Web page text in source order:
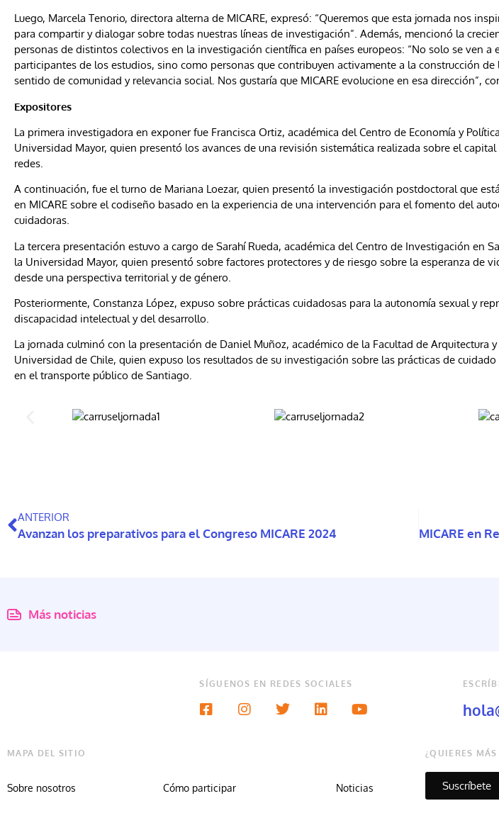
Luego, Marcela Tenorio, directora alterna de MICARE, expresó: “Queremos que esta jornada nos
para compartir y dialogar sobre todas nuestras líneas de investigación”. Además, mencionó la
personas de distintos colectivos en la investigación científica en países europeos: “No solo se ven a
participantes de los estudios, sino como personas que contribuyen activamente a la construcción de
sentido de comunidad y relevancia social. Nos gustaría que MICARE evolucione en esa dirección”,
Expositores
La primera investigadora en exponer fue Francisca Ortiz, académica del Centro de Economía y
Universidad Mayor, quien presentó los avances de una revisión sistemática realizada sobre el
redes.
A continuación, fue el turno de Mariana Loezar, quien presentó la investigación postdoctoral que
en MICARE sobre el codiseño basado en la experiencia de una intervención para el fomento del
cuidadoras.
La tercera presentación estuvo a cargo de Sarahí Rueda, académica del Centro de Investigación en
la Universidad Mayor, quien presentó sobre factores protectores y de riesgo sobre la esperanza de
desde una perspectiva territorial y de género.
Posteriormente, Constanza López, expuso sobre prácticas cuidadosas para la autonomía sexual y
discapacidad intelectual y del desarrollo.
La jornada culminó con la presentación de Daniel Muñoz, académico de la Facultad de Arquitectura
Universidad de Chile, quien expuso los resultados de su investigación sobre las prácticas de
en el transporte público de Santiago.
ANTERIOR
Avanzan los preparativos para el Congreso MICARE 2024
Más noticias
SÍGUENOS EN REDES SOCIALES
MAPA DEL SITIO
Sobre nosotros Cómo participar Noticias
¿QUIERES
Suscríbete